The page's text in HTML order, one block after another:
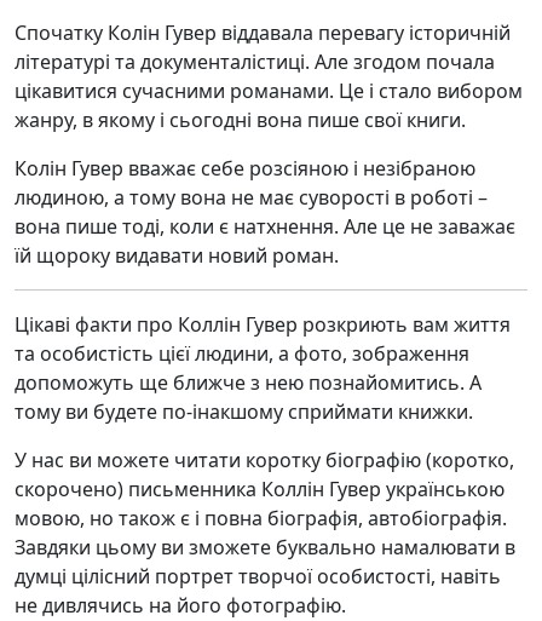
Спочатку Колін Гувер віддавала перевагу історичній
літературі та документалістиці. Але згодом почала
цікавитися сучасними романами. Це і стало вибором
жанру, в якому і сьогодні вона пише свої книги.
Колін Гувер вважає себе розсіяною і незібраною
людиною, а тому вона не має суворості в роботі –
вона пише тоді, коли є натхнення. Але це не заважає
їй щороку видавати новий роман.
Цікаві факти про Коллін Гувер розкриють вам життя
та особистість цієї людини, а фото, зображення
допоможуть ще ближче з нею познайомитись. А
тому ви будете по-інакшому сприймати книжки.
У нас ви можете читати коротку біографію (коротко,
скорочено) письменника Коллін Гувер українською
мовою, но також є і повна біографія, автобіографія.
Завдяки цьому ви зможете буквально намалювати в
думці цілісний портрет творчої особистості, навіть
не дивлячись на його фотографію.